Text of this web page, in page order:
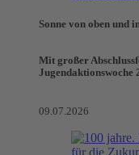
Sonne von oben und
Mit großer
Jugendaktionswoche
09.07.2026